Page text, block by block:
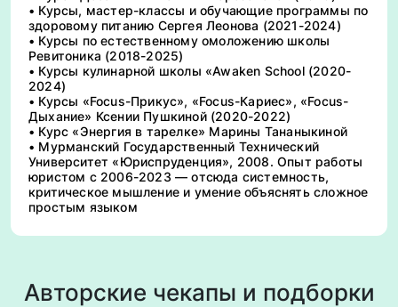
• Курсы, мастер-классы и обучающие программы по
здоровому питанию Сергея Леонова (2021-2024)
• Курсы по естественному омоложению школы
Ревитоника (2018-2025)
• Курсы кулинарной школы «Awaken School (2020-
2024)
• Курсы «Focus-Прикус», «Focus-Кариес», «Focus-
Дыхание» Ксении Пушкиной (2020-2022)
• Курс «Энергия в тарелке» Марины Тананыкиной
• Мурманский Государственный Технический
Университет «Юриспруденция», 2008. Опыт работы
юристом с 2006-2023 — отсюда системность,
критическое мышление и умение объяснять сложное
простым языком
Авторские чекапы и подборки